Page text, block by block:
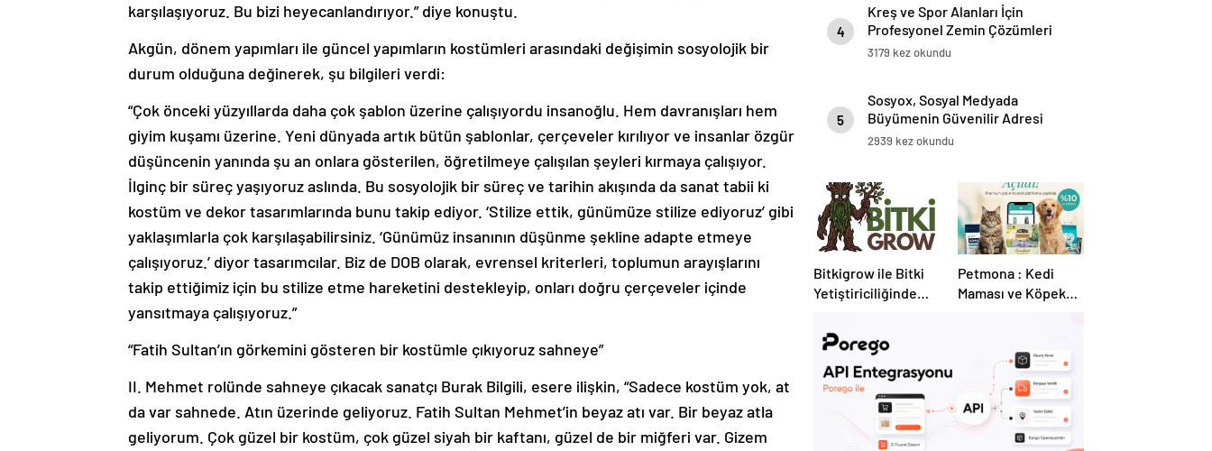
karşılaşıyoruz. Bu bizi heyecanlandırıyor.” diye konuştu.
Akgün, dönem yapımları ile güncel yapımların kostümleri arasındaki değişimin sosyolojik bir
durum olduğuna değinerek, şu bilgileri verdi:
“Çok önceki yüzyıllarda daha çok şablon üzerine çalışıyordu insanoğlu. Hem davranışları hem
giyim kuşamı üzerine. Yeni dünyada artık bütün şablonlar, çerçeveler kırılıyor ve insanlar özgür
düşüncenin yanında şu an onlara gösterilen, öğretilmeye çalışılan şeyleri kırmaya çalışıyor.
İlginç bir süreç yaşıyoruz aslında. Bu sosyolojik bir süreç ve tarihin akışında da sanat tabii ki
kostüm ve dekor tasarımlarında bunu takip ediyor. ‘Stilize ettik, günümüze stilize ediyoruz’ gibi
yaklaşımlarla çok karşılaşabilirsiniz. ‘Günümüz insanının düşünme şekline adapte etmeye
çalışıyoruz.’ diyor tasarımcılar. Biz de DOB olarak, evrensel kriterleri, toplumun arayışlarını
takip ettiğimiz için bu stilize etme hareketini destekleyip, onları doğru çerçeveler içinde
yansıtmaya çalışıyoruz.”
“Fatih Sultan’ın görkemini gösteren bir kostümle çıkıyoruz sahneye”
II. Mehmet rolünde sahneye çıkacak sanatçı Burak Bilgili, esere ilişkin, “Sadece kostüm yok, at
da var sahnede. Atın üzerinde geliyoruz. Fatih Sultan Mehmet’in beyaz atı var. Bir beyaz atla
geliyorum. Çok güzel bir kostüm, çok güzel siyah bir kaftanı, güzel de bir miğferi var. Gizem
4
Kreş ve Spor Alanları İçin
Profesyonel Zemin Çözümleri
3179 kez okundu
5
Sosyox, Sosyal Medyada
Büyümenin Güvenilir Adresi
Olarak Öne Çıkıyor
2939 kez okundu
Bitkigrow ile Bitki
Yetiştiriciliğinde
Ürün Seçimi
Petmona : Kedi
Maması ve Köpek